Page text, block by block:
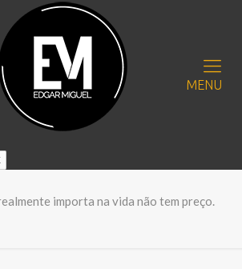
MENU
importa na vida não tem preço.